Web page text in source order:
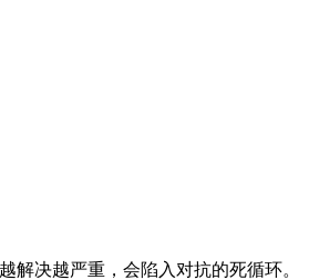
决越严重，会陷入对抗的死循环。